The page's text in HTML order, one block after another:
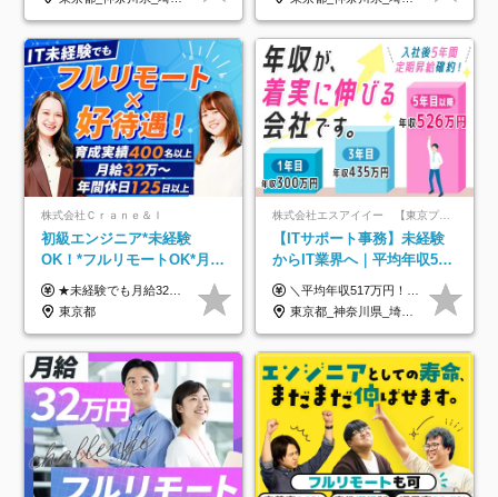
株式会社Ｃｒａｎｅ＆Ｉ
初級エンジニア*未経験
OK！*フルリモートOK*月給
32万～*残業月9.8h*1ヶ月の
研修*資格取得率100％
★未経験でも月給32万円スタート★ 月収32万円～35万円＋各種手当（資格手当だけで毎月15万の上乗せ実績あり！） ★資格手当豊富！1資格につき最大3万円支給 ★功績手当の導入で、毎月のお給与に上乗せで最大10万円支給している社員も！ ★1回の昇級で年収数十万UPも可 ★ゆくゆくは年収1000万以上も目指せる 年俸384万円～1,162万8,000円（12分割） ※経験・スキルを考慮の上決定します ※上記金額には固定残業代（月30h分・60,800円～66,500円）を含みます ※超過分は別途全額支給します ※試用期間2ヶ月間あり（その他待遇に差異はありません）
東京都
株式会社エスアイイー 【東京プロマーケット上場】
【ITサポート事務】未経験
からIT業界へ｜平均年収517
万円｜ホワイト企業認定｜
年休134日｜リモートOK
＼平均年収517万円！入社5年目まで毎年必ず昇給／ ■賞与年3回 ■年収800万円以上も可 ■入社3年以上の平均年収469.2万円 月給23万2000円以上＋賞与年3回＋各種手当 ☆入社5年目まで最大1万5000円の定期昇給を確約 ┃各種手当充実 ・規定の資格を取得すれば、2000円～5万円を毎月支給（2万4000円～60万円／年） ・研修中に取得した取得率95％の資格でも研修後の給料UP ※月給は年齢・経験・能力を考慮して、優遇いたします ※上記月給金額は固定残業代（20時間/3万1300円円以上）を含み、超過分は別途支給いたします ※試用期間（6ヶ月）は月給に変動はありますが、その他待遇に差異はありません ├入社後1ヶ月～3ヶ月間は、月給20万1900円となります └上記金額は固定残業代（10時間／1万6000円）を含み、超過分は別途支給いたします
東京都_神奈川県_埼玉県_千葉県_大阪府_愛知県_北海道_青森県_岩手県_宮城県_秋田県_山形県_福島県_茨城県_栃木県_群馬県_新潟県_山梨県_長野県_富山県_石川県_福井県_静岡県_岐阜県_三重県_兵庫県_京都府_滋賀県_奈良県_和歌山県_広島県_岡山県_鳥取県_島根県_山口県_徳島県_香川県_愛媛県_高知県_福岡県_熊本県_佐賀県_長崎県_大分県_宮崎県_鹿児島県_沖縄県